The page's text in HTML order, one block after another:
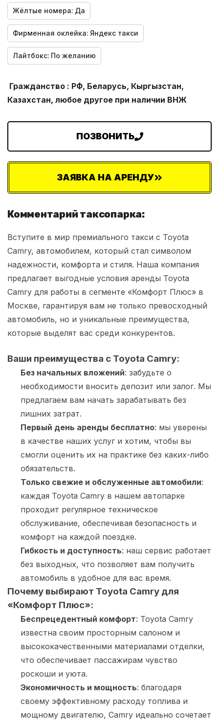
Жёлтые номера: Да
Фирменная оклейка: Яндекс такси
Лайтбокс: По желанию
Гражданство : РФ, Беларусь, Кыргызстан,
Казахстан, любое другое при наличии ВНЖ
ПОЗВОНИТЬ
ЗАЯВКА НА АРЕНДУ
Комментарий таксопарка:
Вступите в мир премиального такси с Toyota
Camry, автомобилем, который стал символом
надежности, комфорта и стиля. Наша компания
предлагает выгодные условия аренды Toyota
Camry для работы в сегменте «Комфорт Плюс» в
Москве, гарантируя вам не только превосходный
автомобиль, но и уникальные преимущества,
которые выделят вас среди конкурентов.
Ваши преимущества с Toyota Camry:
Без начальных вложений: забудьте о
необходимости вносить депозит или залог. Мы
предлагаем вам начать зарабатывать без
лишних затрат.
Первый день аренды бесплатно: мы уверены
в качестве наших услуг и хотим, чтобы вы
смогли оценить их на практике без каких-либо
обязательств.
Только свежие и обслуженные автомобили:
каждая Toyota Camry в нашем автопарке
проходит регулярное техническое
обслуживание, обеспечивая безопасность и
комфорт на каждой поездке.
Гибкость и доступность: наш сервис работает
без выходных, что позволяет вам получить
автомобиль в удобное для вас время.
Почему выбирают Toyota Camry для
«Комфорт Плюс»:
Беспрецедентный комфорт: Toyota Camry
известна своим просторным салоном и
высококачественными материалами отделки,
что обеспечивает пассажирам чувство
роскоши и уюта.
Экономичность и мощность: благодаря
своему эффективному расходу топлива и
мощному двигателю, Camry идеально сочетает